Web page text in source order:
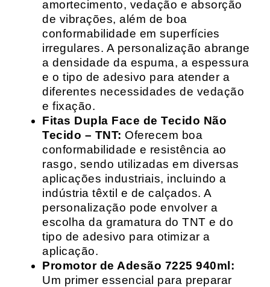
amortecimento, vedação e absorção
de vibrações, além de boa
conformabilidade em superfícies
irregulares. A personalização abrange
a densidade da espuma, a espessura
e o tipo de adesivo para atender a
diferentes necessidades de vedação
e fixação.
Fitas Dupla Face de Tecido Não
Tecido – TNT: Oferecem boa
conformabilidade e resistência ao
rasgo, sendo utilizadas em diversas
aplicações industriais, incluindo a
indústria têxtil e de calçados. A
personalização pode envolver a
escolha da gramatura do TNT e do
tipo de adesivo para otimizar a
aplicação.
Promotor de Adesão 7225 940ml:
Um primer essencial para preparar